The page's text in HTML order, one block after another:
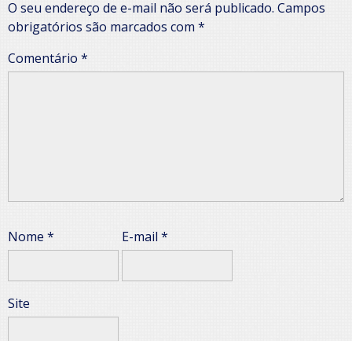
O seu endereço de e-mail não será publicado. Campos
obrigatórios são marcados com *
Comentário *
Nome * E-mail *
Site